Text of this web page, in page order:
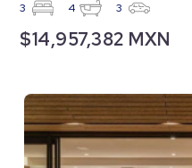
3 4 3
$14,957,382 MXN